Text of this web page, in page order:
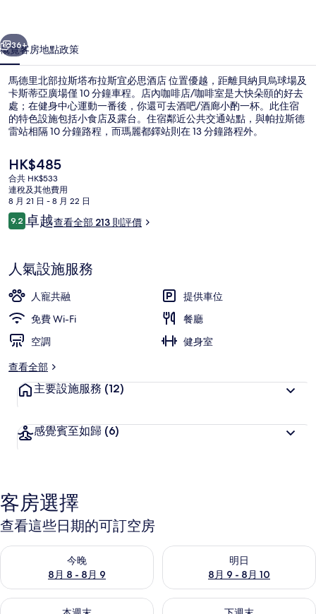
塔
布
拉
斯
宜
必
思
酒
店
片
集
個 下一個
36+
概覽客房地點政策
馬德里北部拉斯塔布拉斯宜必思酒店 位置優越，距離貝納貝烏球場及
卡斯蒂亞廣場僅 10 分鐘車程。店內咖啡店/咖啡室是大快朵頤的好去
處；在健身中心運動一番後，你還可去酒吧/酒廊小酌一杯。此住宿
的特色設施包括小食店及露台。住宿鄰近公共交通站點，與帕拉斯德
雷站相隔 10 分鐘路程，而瑪麗都鐸站則在 13 分鐘路程外。
現
價
HK$485
HK$485
合共 HK$533
連稅及其他費用
8 月 21 日 - 8 月 22 日
評
價
9.29.2 分，滿分 10 分，
卓越查看全部 213 則評價
人氣設施服務
人寵共融
提供車位
免費 Wi-Fi
餐廳
空調
健身室
查看全部
主要設施服務 (12)
感覺賓至如歸 (6)
客房選擇
查看這些日期的可訂空房
今晚
8月 8 - 8月 9
查看今晚 8月 8 - 8月 9的可訂空房
明日
8月 9 - 8月 10
查看明日 8月 9 - 8月 10的可訂
查看本週末 8月 14 - 8月 16的可訂空房查看下週末 8月 21 - 8月 23的